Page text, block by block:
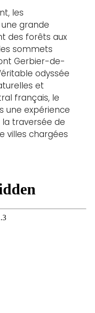
les
grande
des forêts aux
sommets
Gerbier-de-
odyssée
et
français, le
une expérience
traversée de
villes chargées